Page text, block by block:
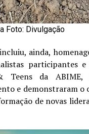
Foto: Divulgação
ainda,
participantes
Teens da ABIME,
e demonstraram o
de novas